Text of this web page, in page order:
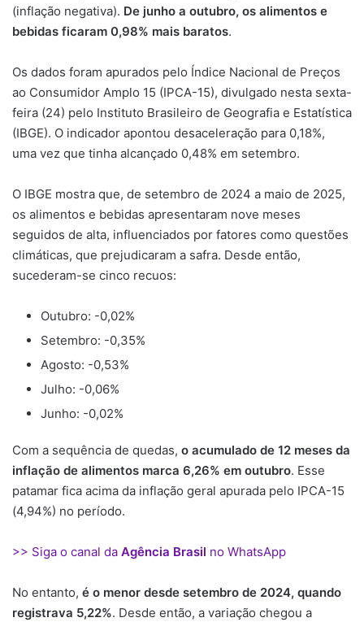
(inflação negativa). De junho a outubro, os alimentos e
bebidas ficaram 0,98% mais baratos.
Os dados foram apurados pelo Índice Nacional de Preços
ao Consumidor Amplo 15 (IPCA-15), divulgado nesta sexta-
feira (24) pelo Instituto Brasileiro de Geografia e Estatística
(IBGE). O indicador apontou desaceleração para 0,18%,
uma vez que tinha alcançado 0,48% em setembro.
O IBGE mostra que, de setembro de 2024 a maio de 2025,
os alimentos e bebidas apresentaram nove meses
seguidos de alta, influenciados por fatores como questões
climáticas, que prejudicaram a safra. Desde então,
sucederam-se cinco recuos:
Outubro: -0,02%
Setembro: -0,35%
Agosto: -0,53%
Julho: -0,06%
Junho: -0,02%
Com a sequência de quedas, o acumulado de 12 meses da
inflação de alimentos marca 6,26% em outubro. Esse
patamar fica acima da inflação geral apurada pelo IPCA-15
(4,94%) no período.
>> Siga o canal da Agência Brasil no WhatsApp
No entanto, é o menor desde setembro de 2024, quando
registrava 5,22%. Desde então, a variação chegou a